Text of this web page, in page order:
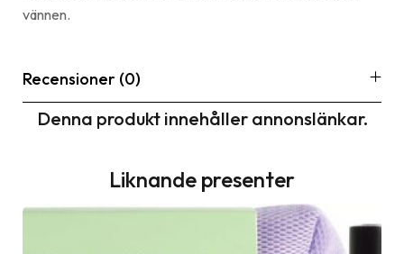
vännen.
Recensioner (0)
Denna produkt innehåller annonslänkar.
Liknande presenter